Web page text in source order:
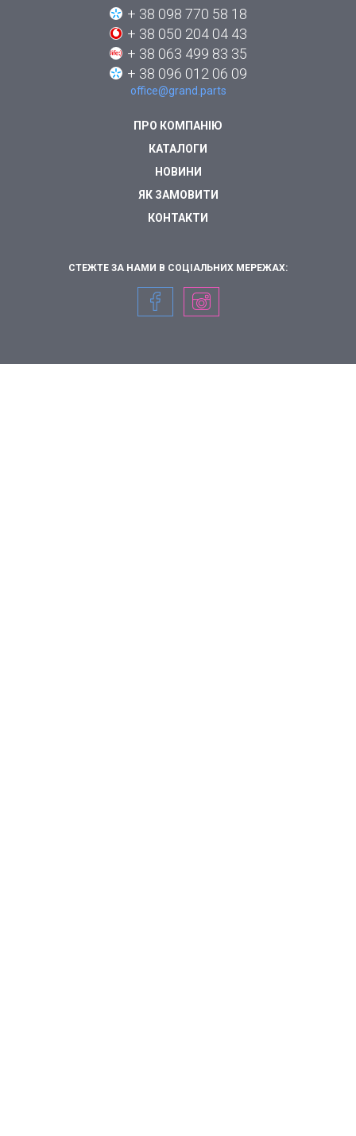
ПРО КОМПАНІЮ
КАТАЛОГИ
НОВИНИ
ЯК ЗАМОВИТИ
КОНТАКТИ
+ 38 098 770 58 18
+ 38 050 204 04 43
+ 38 063 499 83 35
+ 38 096 012 06 09
office@grand.parts
СТЕЖТЕ ЗА НАМИ В СОЦІАЛЬНИХ МЕРЕЖАХ: